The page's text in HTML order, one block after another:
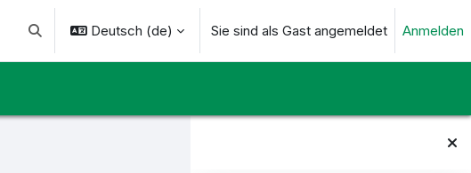
Sucheingabe umschalten
Deutsch ‎(de)‎ Sie sind als Gast angemeldet Anmelden